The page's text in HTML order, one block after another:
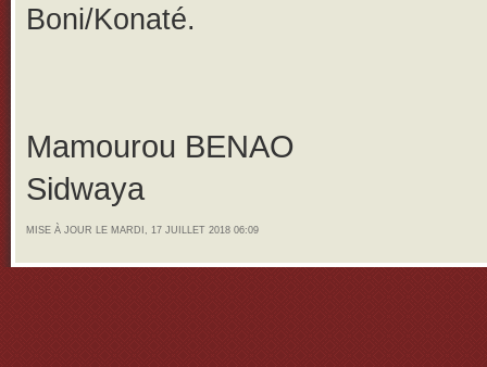
Boni/Konaté.
Mamourou BENAO
Sidwaya
MISE À JOUR LE MARDI, 17 JUILLET 2018 06:09